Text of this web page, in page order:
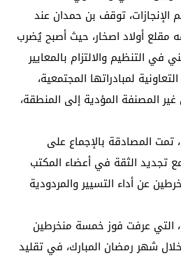
توقف بن حمدان عند
مقلع أولاد اصخار، حيث أصبح يُضرب
في التنظيم والالتزام بالمعايير
لمبادراتها المجتمعية،
المصنفة المؤدية إلى المنطقة،
المصادقة بالإجماع على
مع تجديد الثقة في أعضاء المكتب
عن أداء التسيير والمردودية
التي عرفت فوز خمسة منخرطين
شهر رمضان المبارك، في تقليد